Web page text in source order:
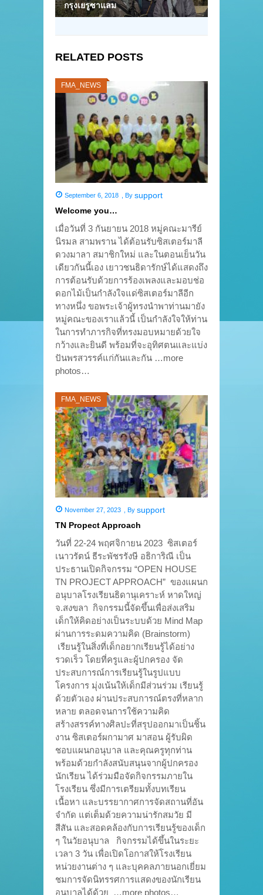
กรุงเยรูซาแลม
RELATED POSTS
FMA_NEWS
September 6, 2018 , By support
Welcome you…
เมื่อวันที่ 3 กันยายน 2018 หมู่คณะมารีย์
นิรมล สามพราน ได้ต้อนรับซิสเตอร์มาลี
ดวงมาลา สมาชิกใหม่ และในตอนเย็นวัน
เดียวกันนี้เอง เยาวชนธิดารักษ์ได้แสดงถึง
การต้อนรับด้วยการร้องเพลงและมอบช่อ
ดอกไม้เป็นกำลังใจแด่ซิสเตอร์มาลีอีก
ทางหนึ่ง ขอพระเจ้าผู้ทรงนำพาท่านมายัง
หมู่คณะของเราแล้วนี้ เป็นกำลังใจให้ท่าน
ในการทำภารกิจที่ทรงมอบหมายด้วยใจ
กว้างและยินดี พร้อมที่จะอุทิศตนและแบ่ง
ปันพรสวรรค์แก่กันและกัน …more
photos…
FMA_NEWS
November 27, 2023 By support
TN Propect Approach
วันที่ 22-24 พฤศจิกายน 2023 ซิสเตอร์
เนาวรัตน์ ธีระพัชรรังษี อธิการิณี เป็น
ประธานเปิดกิจกรรม “OPEN HOUSE
TN PROJECT APPROACH” ของแผนก
อนุบาลโรงเรียนธิดานุเคราะห์ หาดใหญ่
จ.สงขลา กิจกรรมนี้จัดขึ้นเพื่อส่งเสริม
เด็กให้คิดอย่างเป็นระบบด้วย Mind Map
ผ่านการระดมความคิด (Brainstorm)
เรียนรู้ในสิ่งที่เด็กอยากเรียนรู้ได้อย่าง
รวดเร็ว โดยที่ครูและผู้ปกครอง จัด
ประสบการณ์การเรียนรู้ในรูปแบบ
โครงการ มุ่งเน้นให้เด็กมีส่วนร่วม เรียนรู้
ด้วยตัวเอง ผ่านประสบการณ์ตรงที่หลาก
หลาย ตลอดจนการใช้ความคิด
สร้างสรรค์ทางศิลปะที่สรุปออกมาเป็นชิ้น
งาน ซิสเตอร์ผกามาศ มาสอน ผู้รับผิด
ชอบแผนกอนุบาล และคุณครูทุกท่าน
พร้อมด้วยกำลังสนับสนุนจากผู้ปกครอง
นักเรียน ได้ร่วมมือจัดกิจกรรมภายใน
โรงเรียน ซึ่งมีการเตรียมทั้งบทเรียน
เนื้อหา และบรรยากาศการจัดสถานที่อัน
จำกัด แต่เต็มด้วยความน่ารักสมวัย มี
สีสัน และสอดคล้องกับการเรียนรู้ของเด็ก
ๆ ในวัยอนุบาล กิจกรรมได้ขึ้นในระยะ
เวลา 3 วัน เพื่อเปิดโอกาสให้โรงเรียน
หน่วยงานต่าง ๆ และบุคคลภายนอกเยี่ยม
ชมการจัดนิทรรศการแสดงของนักเรียน
อนุบาลได้ด้วย …more photos…